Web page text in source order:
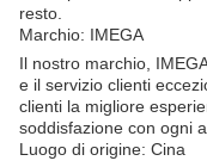
resto.
Marchio: IMEGA
Il nostro marchio,
e il servizio clienti
clienti la migliore
soddisfazione con ogni
Luogo di origine: Cina